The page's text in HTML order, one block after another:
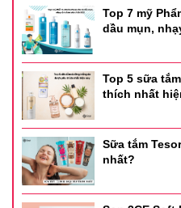
- Dung tích: 23gTop 7 mỹ
dầu mụn,
Top 5 sữa
thích nhất
Sữa tắm
nhất?